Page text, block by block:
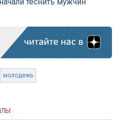
молодежь